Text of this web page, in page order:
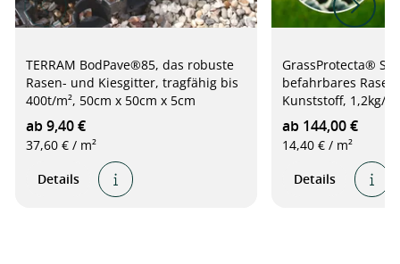
TERRAM BodPave®85, das robuste
Rasen- und Kiesgitter, tragfähig bis
400t/m², 50cm x 50cm x 5cm
ab 9,40 €
37,60 € / m²
Details
GrassProtecta®
befahrbares
Kunststoff, 1,2kg/
ab 144,00 €
14,40 € / m²
Details